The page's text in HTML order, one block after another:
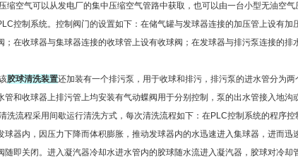
空气可以从发电厂的集中压缩空气管路中获取，也可以由一台小型无油空气
控制系统。控制阀门的设置如下：在储气罐与发球器连接的加压管上设有
；在收球器与集球器连接的收球管上设有收球阀；在发球器与排污泵连接的
胶球清洗装置还加装有一个排污泵，用于收球和排污，排污泵的进水管分为
管和收球器上排污管上均安装有气动蝶阀用于分别控制，泵的出水管接入地沟
流程采用间歇运行清洗方式，每次清洗流程如下：在PLC控制系统的程序控
球器内，因压力下降而体积膨胀，推动发球器内的水迅速进入集球器，进而
随即关闭。进入凝汽器冷却水进水管内的胶球随水流进入凝汽器，胶球对冷